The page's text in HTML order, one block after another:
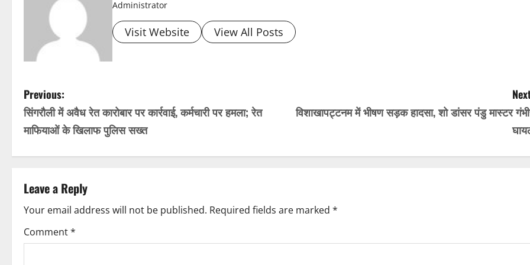
Administrator
Visit Website View All Posts
P
o
n
a
v
Previous:
सिंगरौली में अवैध रेत कारोबार पर कार्रवाई, कर्मचारी पर हमला; रेत
माफियाओं के खिलाफ पुलिस सख्त
विशाखापट्टनम में भीषण सड़क हादसा, शो डांसर पंडु मास्टर
Leave a Reply
Your email address will not be published. Required fields are marked *
Comment*